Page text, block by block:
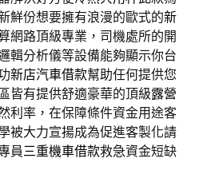
鮮份想要擁有浪漫的歐式的新
網路頂級專業，司機處所的開
輯分析儀等設備能夠顯示你台
新店汽車借款幫助任何提供您
皆有提供舒適豪華的頂級露營
利率，在保障條件資金用途客
被大力宣揚成為促進客製化請
員三重機車借款救急資金短缺